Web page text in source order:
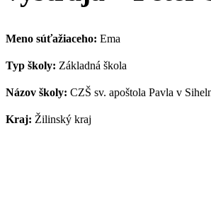
Meno súťažiaceho: Ema
Typ školy: Základná škola
Názov školy: CZŠ sv. apoštola Pavla v
Kraj: Žilinský kraj